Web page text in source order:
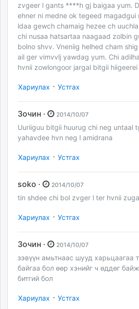
zvgeer l gants ****h gj baigaa yum.
ehner ni medne ok tegeed magadgui
ldaa gewch chamaig hezee ch
chi nusaa hatsartaa naagaad zolbin
bolno shvv. Vneniig helhed cham
ail ger vimvvlj yawdag yum. Chi
hvnii zowlongoor jargal bitgii hiigeerei
Хариулах · Устгах
Зочин · 2014/10/07
Uuriiguu bitgii huurug chi neg untaal
yahavdee hvn neg l amidrana
Хариулах · Устгах
soko · 2014/10/07
tin shdee chi bol zvger l ter hvnii
Хариулах · Устгах
Зочин · 2014/10/07
зэвүүн амьтнаас шууд харьцаагаа
байгаа бол өөр хэнийг ч өддөг
битгий бол
Хариулах · Устгах